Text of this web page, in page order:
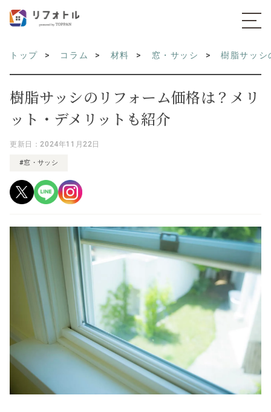
トップ コラム 材料 窓・サッシ 樹脂サッシ
樹脂サッシのリフォーム価格は？メリ
ット・デメリットも紹介
更新日：2024年11月22日
#窓・サッシ